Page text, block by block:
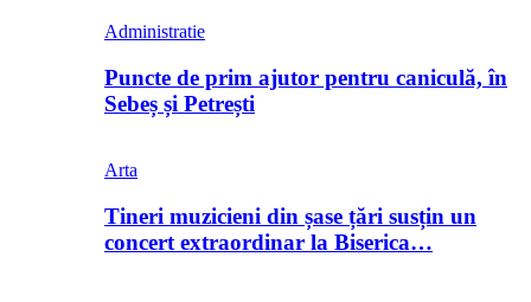
Administratie
Puncte de prim ajutor pentru caniculă, în
Sebeș și Petrești
Arta
Tineri muzicieni din șase țări susțin un
concert extraordinar la Biserica…